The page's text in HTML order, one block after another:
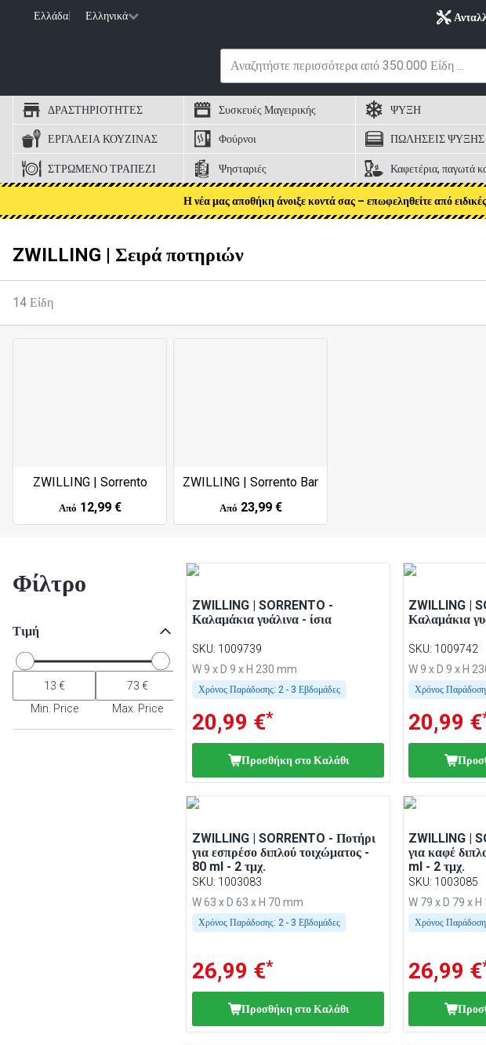
Ελλάδα Ελληνικά
ΔΡΑΣΤΗΡΙΟΤΗΤΕΣ Συσκευές Μαγειρικής ΨΥΞΗ
ΕΡΓΑΛΕΙΑ ΚΟΥΖΙΝΑΣ Φούρνοι ΠΩΛΗΣΕΙΣ ΨΥΞΗΣ
ΣΤΡΩΜΕΝΟ ΤΡΑΠΕΖΙ Ψησταριές
Η νέα μας αποθήκη άνοιξε κοντά σας – επωφεληθείτε από
ZWILLING | Σειρά ποτηριών
14 Είδη
ZWILLING | Sorrento
Από 12,99 €
ZWILLING | Sorrento Bar
Από 23,99 €
Φίλτρο
Τιμή
Min. Price Max. Price
ZWILLING | SORRENTO -
Καλαμάκια γυάλινα - ίσια
SKU: 1009739
W 9 x D 9 x H 230 mm
Χρόνος Παράδοσης: 2 - 3 Εβδομάδες
20,99 €*
Προσθήκη στο Καλάθι
ZWILLING |
Καλαμάκια
SKU: 1009742
W 9 x D 9 x H
Χρόνος
20,99 €
ZWILLING | SORRENTO - Ποτήρι
για εσπρέσο διπλού τοιχώματος -
80 ml - 2 τμχ.
SKU: 1003083
W 63 x D 63 x H 70 mm
Χρόνος Παράδοσης: 2 - 3 Εβδομάδες
26,99 €*
Προσθήκη στο Καλάθι
ZWILLING |
για καφέ
ml - 2 τμχ.
SKU: 1003085
W 79 x D 79 x
Χρόνος
26,99 €